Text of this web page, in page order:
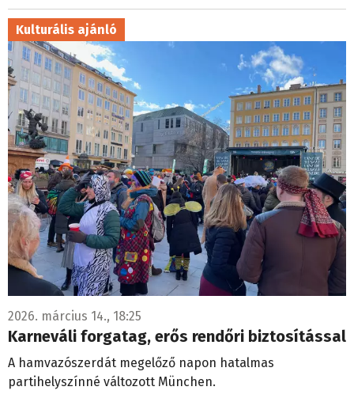
Kulturális ajánló
2026. március 14., 18:25
Karneváli forgatag, erős rendőri biztosítással
A hamvazószerdát megelőző napon hatalmas
partihelyszínné változott München.